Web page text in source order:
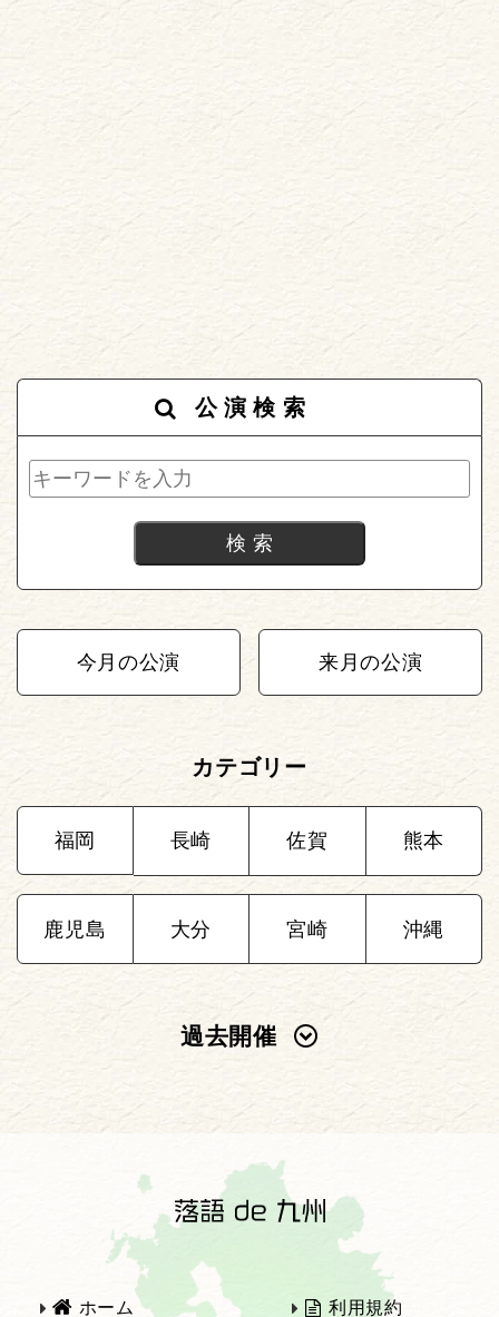
公演検索
今月の公演 来月の公演
カテゴリー
福岡 長崎 佐賀 熊本
鹿児島 大分 宮崎 沖縄
過去開催
2025年 2024年
2022年
2021年 2020年
ホーム 利用規約